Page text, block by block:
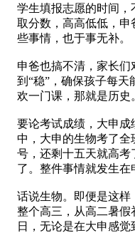
学生填报志愿的时间
取分数，高高低低，
些事情，也于事无补。
申爸也搞不清，家长
到“稳”，确保孩子每
欢一门课，那就是历史
要论考试成绩，大申
中，大申的生物考了
号，还剩十五天就高
了。整件事情就发生在
话说生物。即便是这样
整个高三，从高二暑
日，无论是在大申感